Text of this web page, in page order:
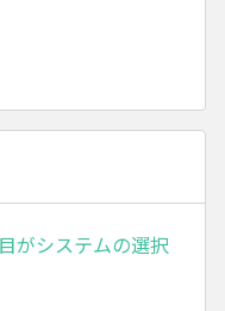
がシステムの選択